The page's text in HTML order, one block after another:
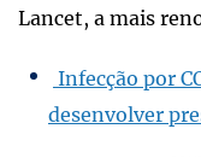
Lancet, a mais
Infecção por
desenvolver